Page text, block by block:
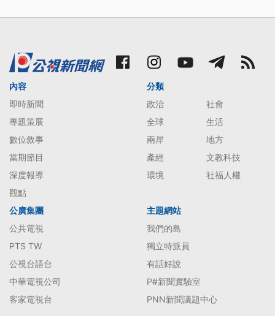
內容
即時新聞
專題策展
數位敘事
當期節目
深度報導
觀點
分類
政治
社會
全球
生活
兩岸
地方
產經
文教科技
環境
社福人權
公廣集團
公共電視
PTS TW
公視台語台
中華電視公司
客家電視台
主題網站
我們的島
獨立特派員
有話好說
P#新聞實驗室
PNN新聞議題中心